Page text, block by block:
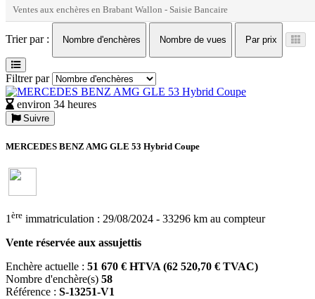
Ventes aux enchères en Brabant Wallon - Saisie Bancaire
Trier par : Nombre d'enchères Nombre de vues Par prix
Filtrer par
environ 34 heures
Suivre
MERCEDES BENZ AMG GLE 53 Hybrid Coupe
1 ère immatriculation : 29/08/2024 - 33296 km au compteur
Vente réservée aux assujettis
Enchère actuelle : 51 670 € HTVA (62 520,70 € TVAC)
Nombre d'enchère(s) 58
Référence : S-13251-V1